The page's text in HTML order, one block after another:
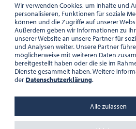
Förderungen
Logo
ÖSTERREICHISCHE
GESELLSCHAFT FÜR LITERATUR
PALAIS WILCZEK, HERRENGASSE
ZVR-NR.: 508018443
Wir verwenden Cookies, um Inhalte und
personalisieren, Funktionen für soziale
können und die Zugriffe auf unserer
Außerdem geben wir Informationen zu
unserer Website an unsere Partner für
und Analysen weiter. Unsere Partner
möglicherweise mit weiteren Daten
bereitgestellt haben oder die sie im
Dienste gesammelt haben. Weitere
der Datenschutzerklärung.
Alle zulassen